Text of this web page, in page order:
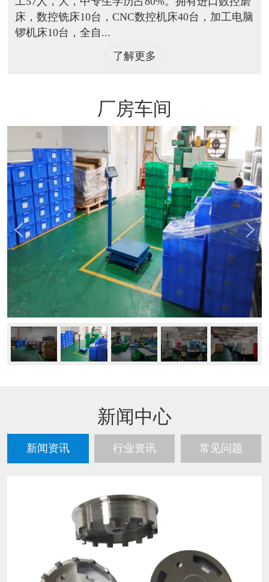
床，数控铣床10台，CNC数控机床40台，加工电脑
锣机床10台，全自...
了解更多
厂房车间
新闻中心
新闻资讯 行业资讯 常见问题